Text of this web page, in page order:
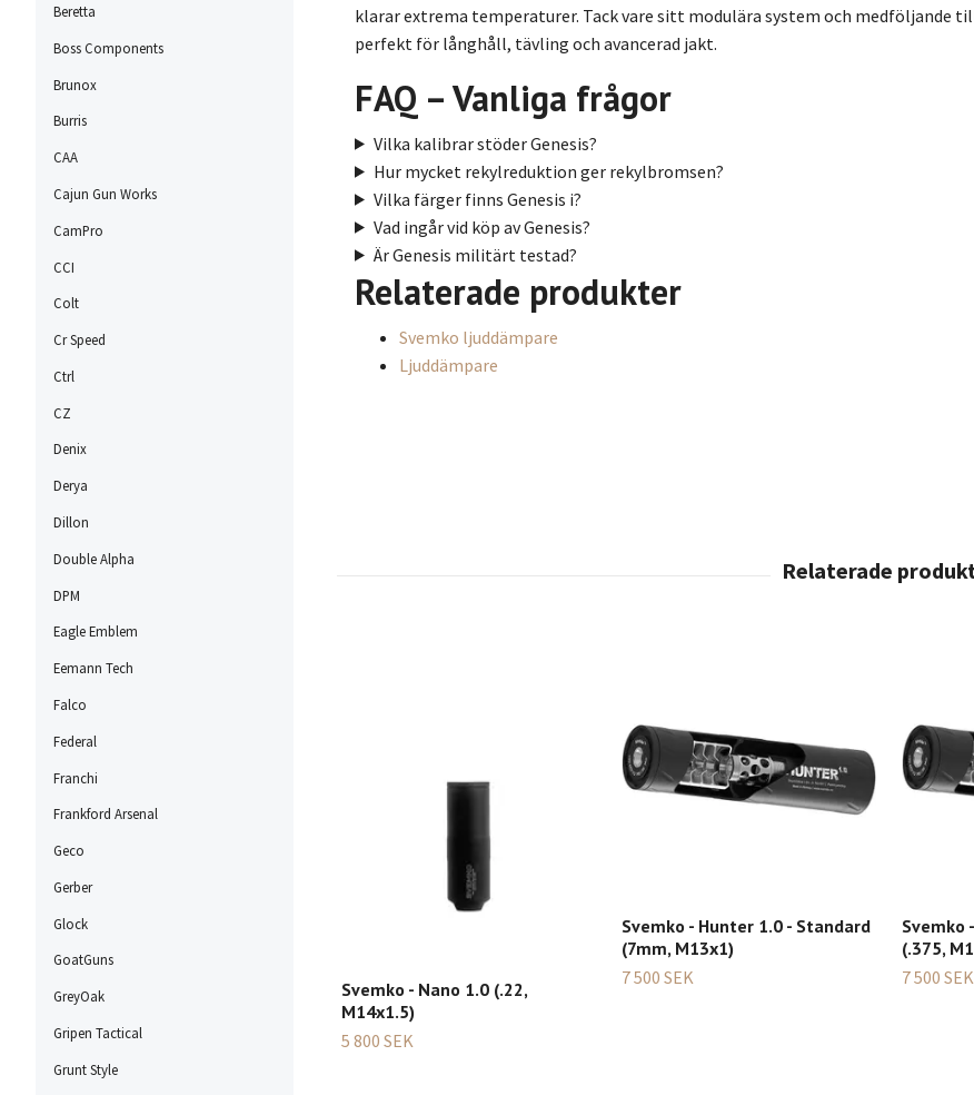
Beretta
Boss Components
Brunox
Burris
CAA
Cajun Gun Works
CamPro
CCI
Colt
Cr Speed
Ctrl
CZ
Denix
Derya
Dillon
Double Alpha
DPM
Eagle Emblem
Eemann Tech
Falco
Federal
Franchi
Frankford Arsenal
Geco
Gerber
Glock
GoatGuns
GreyOak
Gripen Tactical
Grunt Style
klarar extrema temperaturer. Tack vare sitt modulära system och medföljande
perfekt för långhåll, tävling och avancerad jakt.
FAQ – Vanliga frågor
Vilka kalibrar stöder Genesis?
Hur mycket rekylreduktion ger rekylbromsen?
Vilka färger finns Genesis i?
Vad ingår vid köp av Genesis?
Är Genesis militärt testad?
Relaterade produkter
Svemko ljuddämpare
Ljuddämpare
Svemko - Nano 1.0 (.22,
M14x1.5)
5 800 SEK
Svemko - Hunter 1.0 - Standard
(7mm, M13x1)
7 500 SEK
Svemko
(.375,
7 500 SEK